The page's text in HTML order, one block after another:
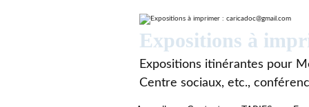
Expositions à
Expositions itinérantes pour
Centre sociaux, etc.,